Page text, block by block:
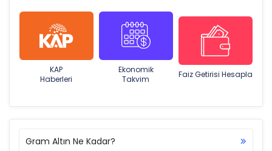
KAP
Haberleri
Ekonomik
Takvim
Faiz Getirisi Hesapla
Gram Altın Ne Kadar?